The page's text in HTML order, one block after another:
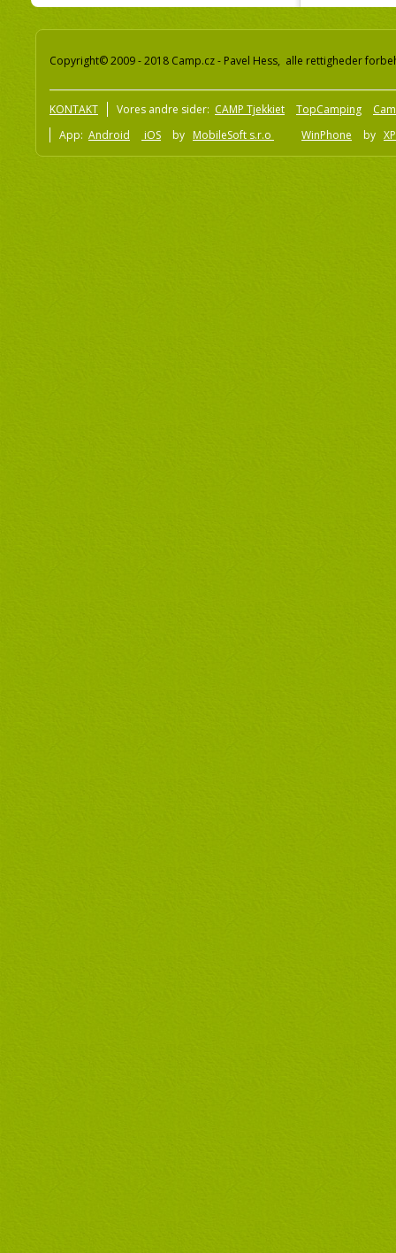
Copyright© 2009 - 2018 Camp.cz - Pavel Hess, alle rettigheder
KONTAKT Vores andre sider: CAMP Tjekkiet TopCamping
App: Android iOS by MobileSoft s.r.o WinPhone by